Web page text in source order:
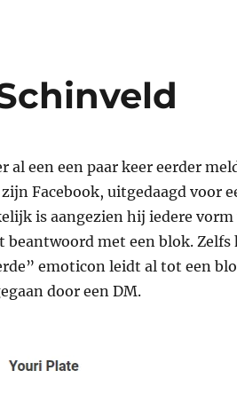
al een een paar keer eerder
Facebook, uitgedaagd voor
is aangezien hij iedere
beantwoord met een blok. Zelfs
emoticon leidt al tot een
door een DM.